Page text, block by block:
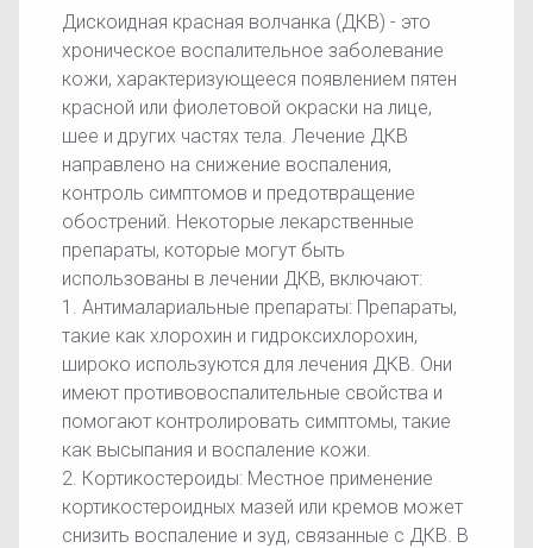
Дискоидная красная волчанка (ДКВ) - это
хроническое воспалительное заболевание
кожи, характеризующееся появлением пятен
красной или фиолетовой окраски на лице,
шее и других частях тела. Лечение ДКВ
направлено на снижение воспаления,
контроль симптомов и предотвращение
обострений. Некоторые лекарственные
препараты, которые могут быть
использованы в лечении ДКВ, включают:
1. Антималариальные препараты: Препараты,
такие как хлорохин и гидроксихлорохин,
широко используются для лечения ДКВ. Они
имеют противовоспалительные свойства и
помогают контролировать симптомы, такие
как высыпания и воспаление кожи.
2. Кортикостероиды: Местное применение
кортикостероидных мазей или кремов может
снизить воспаление и зуд, связанные с ДКВ. В